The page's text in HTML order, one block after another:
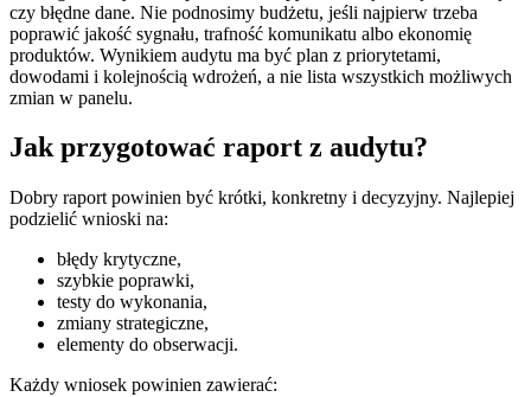
czy błędne dane. Nie podnosimy budżetu, jeśli najpierw trzeba
poprawić jakość sygnału, trafność komunikatu albo ekonomię
produktów. Wynikiem audytu ma być plan z priorytetami,
dowodami i kolejnością wdrożeń, a nie lista wszystkich możliwych
zmian w panelu.
Jak przygotować raport z audytu?
Dobry raport powinien być krótki, konkretny i decyzyjny. Najlepiej
podzielić wnioski na:
błędy krytyczne,
szybkie poprawki,
testy do wykonania,
zmiany strategiczne,
elementy do obserwacji.
Każdy wniosek powinien zawierać: